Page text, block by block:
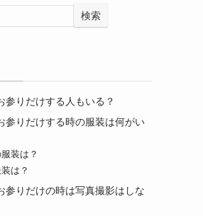
検索
参りだけする人もいる？
参りだけする時の服装は何がい
装は？
は？
参りだけの時は写真撮影はしな